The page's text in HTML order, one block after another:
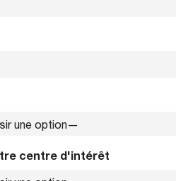
centre d'intérêt